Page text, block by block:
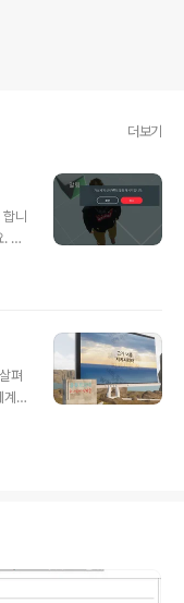
더보기
니
린
.
컨
기
프
펴
번
번